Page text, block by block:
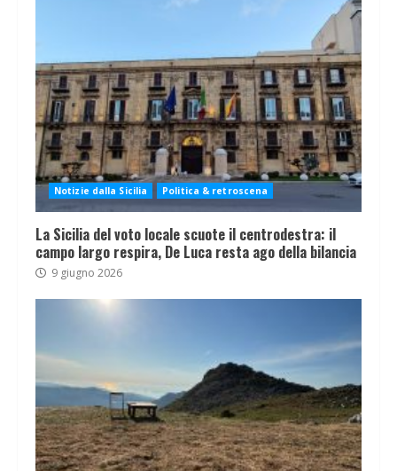
Notizie dalla Sicilia Politica & retroscena
La Sicilia del voto locale scuote il centrodestra: il
campo largo respira, De Luca resta ago della bilancia
9 giugno 2026